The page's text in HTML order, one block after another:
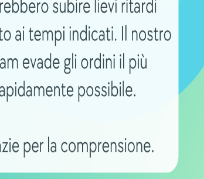
evitare la sua
della batteria,
a completare un ciclo di
per batterie
da 24 Volt emerge
e versatile, progettata
bicicletta elettrica.